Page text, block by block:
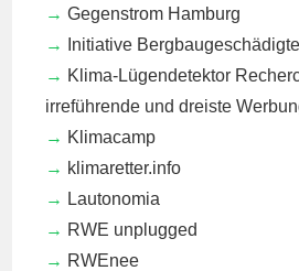
Gegenstrom Hamburg
Initiative
Klima-Lügendetektor
irreführende und dreiste
Klimacamp
klimaretter.info
Lautonomia
RWE unplugged
RWEnee